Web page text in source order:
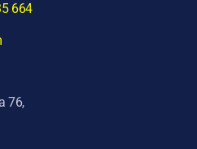
664
76,